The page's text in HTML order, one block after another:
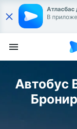
Атласбас
В
Автобус